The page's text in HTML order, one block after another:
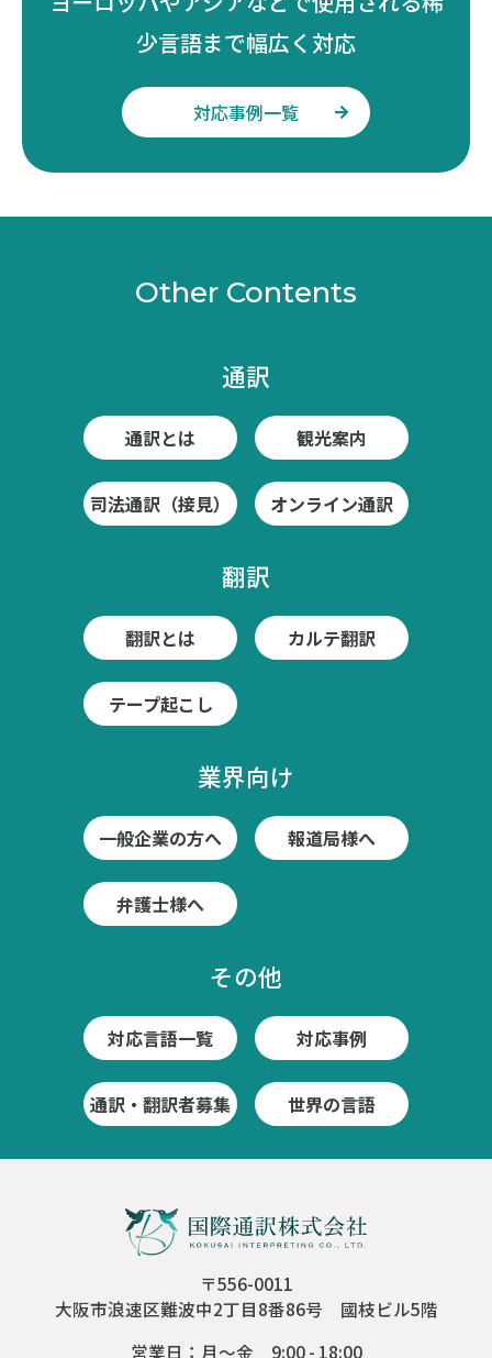
少言語まで幅広く対応
対応事例一覧
Other Contents
通訳
通訳とは 観光案内
司法通訳（接見） オンライン通訳
翻訳
翻訳とは カルテ翻訳
テープ起こし
業界向け
一般企業の方へ 報道局様へ
弁護士様へ
その他
対応言語一覧 対応事例
通訳・翻訳者募集 世界の言語
〒556-0011
大阪市浪速区難波中2丁目8番86号 國枝ビル5階
営業日：月～金 9:00 - 18:00